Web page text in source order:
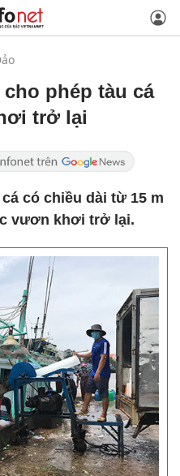
phép tàu cá
trở lại
có chiều dài từ 15 m
vươn khơi trở lại.